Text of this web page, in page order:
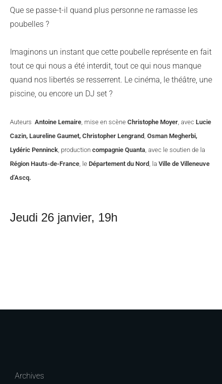
Que se passe-t-il quand plus personne ne ramasse les
poubelles ?
Imaginons un instant que cette poubelle représente en fait
tout ce qui nous a été interdit, tout ce qui nous manque
quand nos libertés se resserrent. Le cinéma, le théâtre, une
piscine, ou encore un DJ set ?
Auteurs Antoine Lemaire, mise en scène Christophe Moyer, avec Lucie
Cazin, Laureline Gaumet, Christopher Lengrand , Osman Megherbi,
Lydéric Penninck, production compagnie Quanta, avec le soutien de la
Région Hauts-de-France, le Département du Nord , la Ville de Villeneuve
d’Ascq.
Jeudi 26 janvier, 19h
Archives